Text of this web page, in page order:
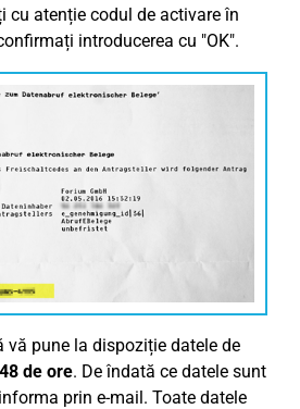
cu atenție codul de activare în
introducerea cu "OK".
pune la dispoziție datele de
de ore. De îndată ce datele sunt
prin e-mail. Toate datele